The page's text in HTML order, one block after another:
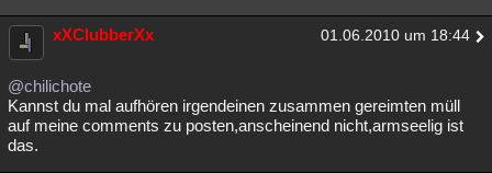
xXClubberXx 01.06.2010 um 18:44
@chilichote
Kannst du mal aufhören irgendeinen zusammen gereimten müll
auf meine comments zu posten,anscheinend nicht,armseelig ist
das.